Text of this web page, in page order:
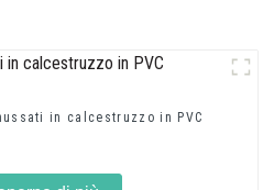
in calcestruzzo in PVC